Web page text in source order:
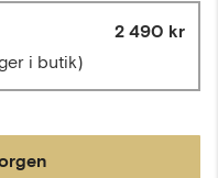
2 490 kr
i butik)